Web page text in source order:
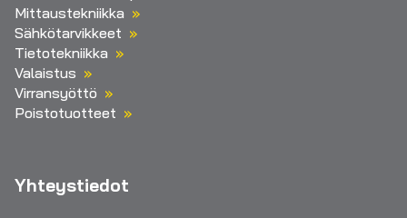
Mittaustekniikka
Sähkötarvikkeet
Tietotekniikka
Valaistus
Virransyöttö
Poistotuotteet
Yhteystiedot